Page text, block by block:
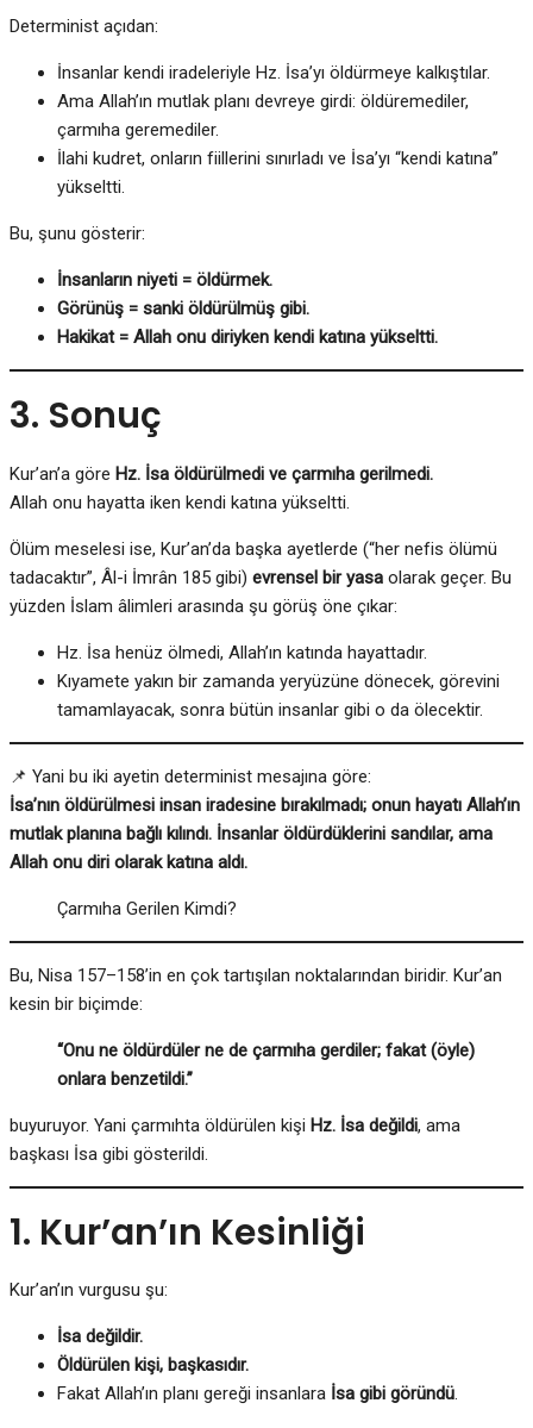
Determinist açıdan:
İnsanlar kendi iradeleriyle Hz. İsa’yı öldürmeye kalkıştılar.
Ama Allah’ın mutlak planı devreye girdi: öldüremediler,
çarmıha geremediler.
İlahi kudret, onların fiillerini sınırladı ve İsa’yı “kendi katına”
yükseltti.
Bu, şunu gösterir:
İnsanların niyeti = öldürmek.
Görünüş = sanki öldürülmüş gibi.
Hakikat = Allah onu diriyken kendi katına yükseltti.
3. Sonuç
Kur’an’a göre Hz. İsa öldürülmedi ve çarmıha gerilmedi.
Allah onu hayatta iken kendi katına yükseltti.
Ölüm meselesi ise, Kur’an’da başka ayetlerde (“her nefis ölümü
tadacaktır”, Âl-i İmrân 185 gibi) evrensel bir yasa olarak geçer. Bu
yüzden İslam âlimleri arasında şu görüş öne çıkar:
Hz. İsa henüz ölmedi, Allah’ın katında hayattadır.
Kıyamete yakın bir zamanda yeryüzüne dönecek, görevini
tamamlayacak, sonra bütün insanlar gibi o da ölecektir.
📌 Yani bu iki ayetin determinist mesajına göre:
İsa’nın öldürülmesi insan iradesine bırakılmadı; onun hayatı Allah’ın
mutlak planına bağlı kılındı. İnsanlar öldürdüklerini sandılar, ama
Allah onu diri olarak katına aldı.
Çarmıha Gerilen Kimdi?
Bu, Nisa 157–158’in en çok tartışılan noktalarından biridir. Kur’an
kesin bir biçimde:
“Onu ne öldürdüler ne de çarmıha gerdiler; fakat (öyle)
onlara benzetildi.”
buyuruyor. Yani çarmıhta öldürülen kişi Hz. İsa değildi, ama
başkası İsa gibi gösterildi.
1. Kur’an’ın Kesinliği
Kur’an’ın vurgusu şu:
İsa değildir.
Öldürülen kişi, başkasıdır.
Fakat Allah’ın planı gereği insanlara İsa gibi göründü.